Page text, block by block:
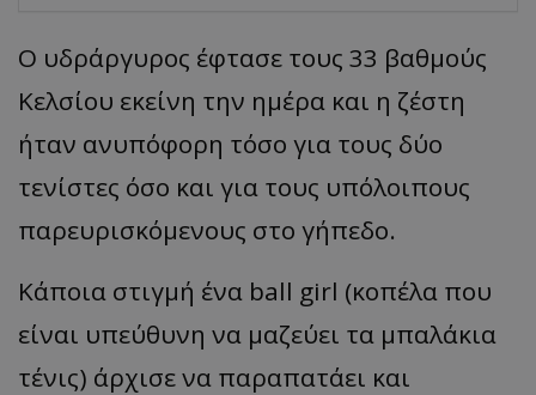
Ο υδράργυρος έφτασε τους 33 βαθμούς
Κελσίου εκείνη την ημέρα και η ζέστη
ήταν ανυπόφορη τόσο για τους δύο
τενίστες όσο και για τους υπόλοιπους
παρευρισκόμενους στο γήπεδο.
Κάποια στιγμή ένα ball girl (κοπέλα που
είναι υπεύθυνη να μαζεύει τα μπαλάκια
τένις) άρχισε να παραπατάει και